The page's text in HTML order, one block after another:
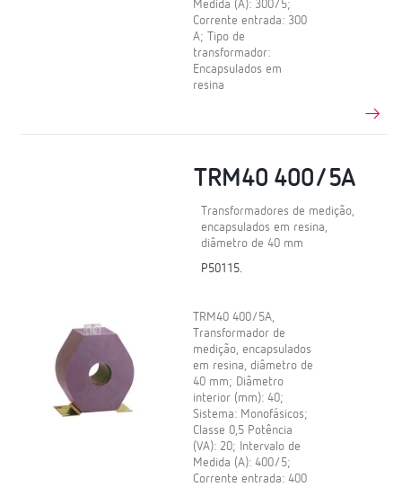
Medida (A): 300/5;
Corrente entrada: 300
A; Tipo de
transformador:
Encapsulados em
resina
TRM40 400/5A
Transformadores de medição,
encapsulados em resina,
diâmetro de 40 mm
P50115.
TRM40 400/5A,
Transformador de
medição, encapsulados
em resina, diâmetro de
40 mm; Diâmetro
interior (mm): 40;
Sistema: Monofásicos;
Classe 0,5 Potência
(VA): 20; Intervalo de
Medida (A): 400/5;
Corrente entrada: 400